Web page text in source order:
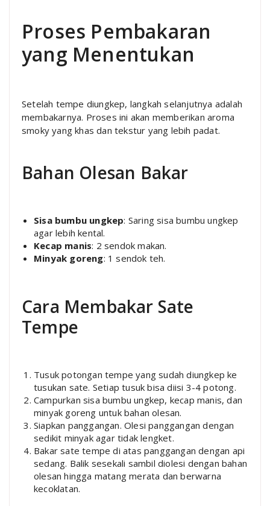
Proses Pembakaran
yang Menentukan
Setelah tempe diungkep, langkah selanjutnya adalah
membakarnya. Proses ini akan memberikan aroma
smoky yang khas dan tekstur yang lebih padat.
Bahan Olesan Bakar
Sisa bumbu ungkep: Saring sisa bumbu ungkep
agar lebih kental.
Kecap manis: 2 sendok makan.
Minyak goreng: 1 sendok teh.
Cara Membakar Sate
Tempe
Tusuk potongan tempe yang sudah diungkep ke
tusukan sate. Setiap tusuk bisa diisi 3-4 potong.
Campurkan sisa bumbu ungkep, kecap manis, dan
minyak goreng untuk bahan olesan.
Siapkan panggangan. Olesi panggangan dengan
sedikit minyak agar tidak lengket.
Bakar sate tempe di atas panggangan dengan api
sedang. Balik sesekali sambil diolesi dengan bahan
olesan hingga matang merata dan berwarna
kecoklatan.